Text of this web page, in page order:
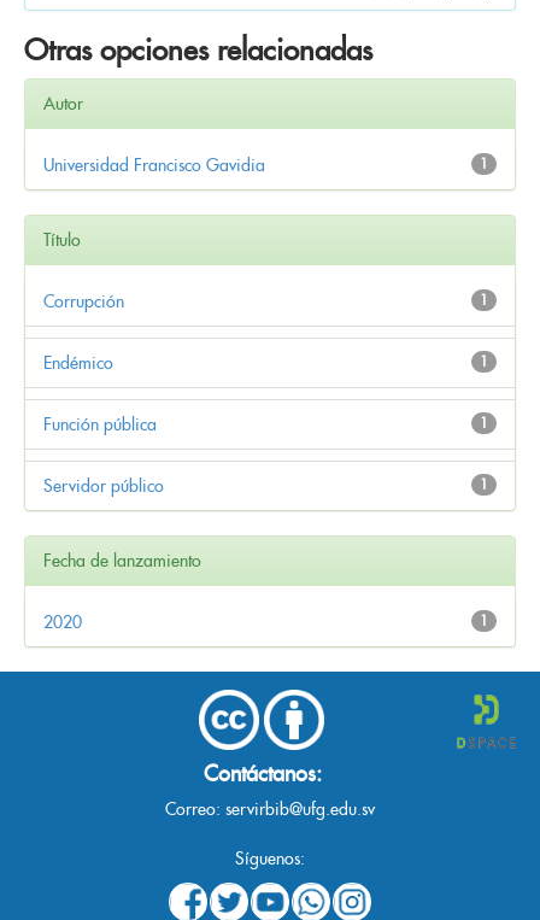
Otras opciones relacionadas
Autor
1
Universidad Francisco Gavidia
Título
1
Corrupción
1
Endémico
1
Función pública
1
Servidor público
Fecha de lanzamiento
1
2020
Contáctanos:
Correo: servirbib@ufg.edu.sv
Síguenos: